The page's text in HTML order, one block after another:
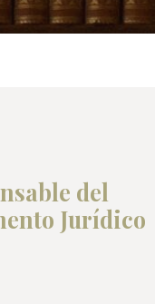
del
Jurídico